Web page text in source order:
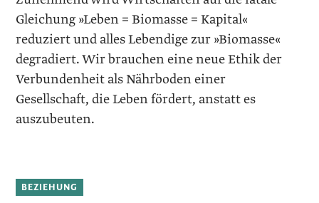
Gleichung ­»Leben = Biomasse = ­Kapital«
reduziert und alles Lebendige zur »Biomasse«
degradiert. Wir brauchen eine neue Ethik der
Verbundenheit als Nährboden ­einer
Gesellschaft, die Leben fördert, anstatt es
auszubeuten.
BEZIEHUNG